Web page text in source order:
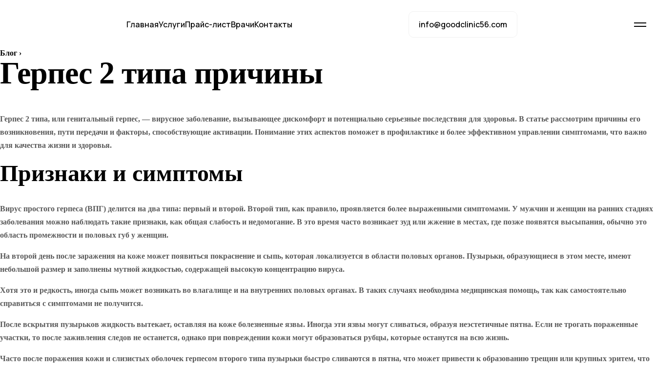
ГлавнаяУслугиПрайс-листВрачиКонтакты info@goodclinic56.com
Блог ›
Герпес 2 типа причины
Герпес 2 типа, или генитальный герпес, — вирусное заболевание, вызывающее дискомфорт и потенциально серьезные последствия для здоровья. В статье рассмотрим причины его
возникновения, пути передачи и факторы, способствующие активации. Понимание этих аспектов поможет в профилактике и более эффективном управлении симптомами, что важно
для качества жизни и здоровья.
Признаки и симптомы
Вирус простого герпеса (ВПГ) делится на два типа: первый и второй. Второй тип, как правило, проявляется более выраженными симптомами. У мужчин и женщин на ранних стадиях
заболевания можно наблюдать такие признаки, как общая слабость и недомогание. В это время часто возникает зуд или жжение в местах, где позже появятся высыпания, обычно это
область промежности и половых губ у женщин.
На второй день после заражения на коже может появиться покраснение и сыпь, которая локализуется в области половых органов. Пузырьки, образующиеся в этом месте, имеют
небольшой размер и заполнены мутной жидкостью, содержащей высокую концентрацию вируса.
Хотя это и редкость, иногда сыпь может возникать во влагалище и на внутренних половых органах. В таких случаях необходима медицинская помощь, так как самостоятельно
справиться с симптомами не получится.
После вскрытия пузырьков жидкость вытекает, оставляя на коже болезненные язвы. Иногда эти язвы могут сливаться, образуя неэстетичные пятна. Если не трогать пораженные
участки, то после заживления следов не останется, однако при повреждении кожи могут образоваться рубцы, которые останутся на всю жизнь.
Часто после поражения кожи и слизистых оболочек герпесом второго типа пузырьки быстро сливаются в пятна, что может привести к образованию трещин или крупных эритем, что